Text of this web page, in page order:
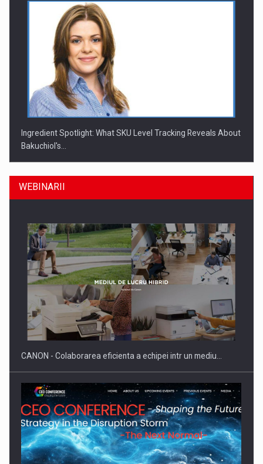
Ingredient Spotlight: What SKU Level Tracking Reveals About
Bakuchiol's…
Producatorii si comerciantii care nu se supun noilor
reglementari…
WEBINARII
CANON - Colaborarea eficienta a echipei intr un mediu…